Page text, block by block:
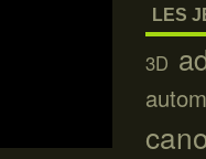
LES
3D